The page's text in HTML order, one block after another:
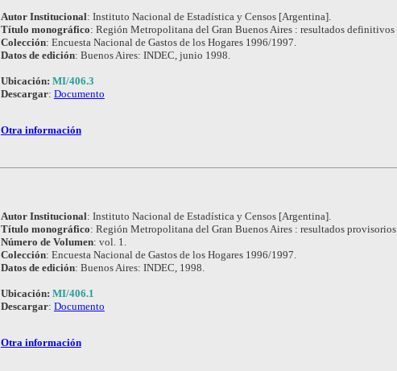
Autor Institucional: Instituto Nacional de Estadística y Censos [Argentina].
Título monográfico: Región Metropolitana del Gran Buenos Aires : resultados definitivos
Colección: Encuesta Nacional de Gastos de los Hogares 1996/1997.
Datos de edición: Buenos Aires: INDEC, junio 1998.
Ubicación: MI/406.3
Descargar: Documento
Otra información
Autor Institucional: Instituto Nacional de Estadística y Censos [Argentina].
Título monográfico: Región Metropolitana del Gran Buenos Aires : resultados provisorios
Número de Volumen: vol. 1.
Colección: Encuesta Nacional de Gastos de los Hogares 1996/1997.
Datos de edición: Buenos Aires: INDEC, 1998.
Ubicación: MI/406.1
Descargar: Documento
Otra información